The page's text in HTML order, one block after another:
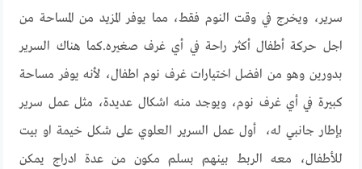
سرير، ويخرج في وقت النوم فقط، مما يوفر المزيد من المساحة من
اجل حركة أطفال أكثر راحة في أي غرف صغيره.كما هناك السرير
بدورين وهو من افضل اختيارات غرف نوم اطفال، لأنه يوفر مساحة
كبيرة في أي غرف نوم، ويوجد منه اشكال عديدة، مثل عمل سرير
بإطار جانبي له، أول عمل السرير العلوي على شكل خيمة او بيت
للأطفال، معه الربط بينهم بسلم مكون من عدة ادراج يمكن